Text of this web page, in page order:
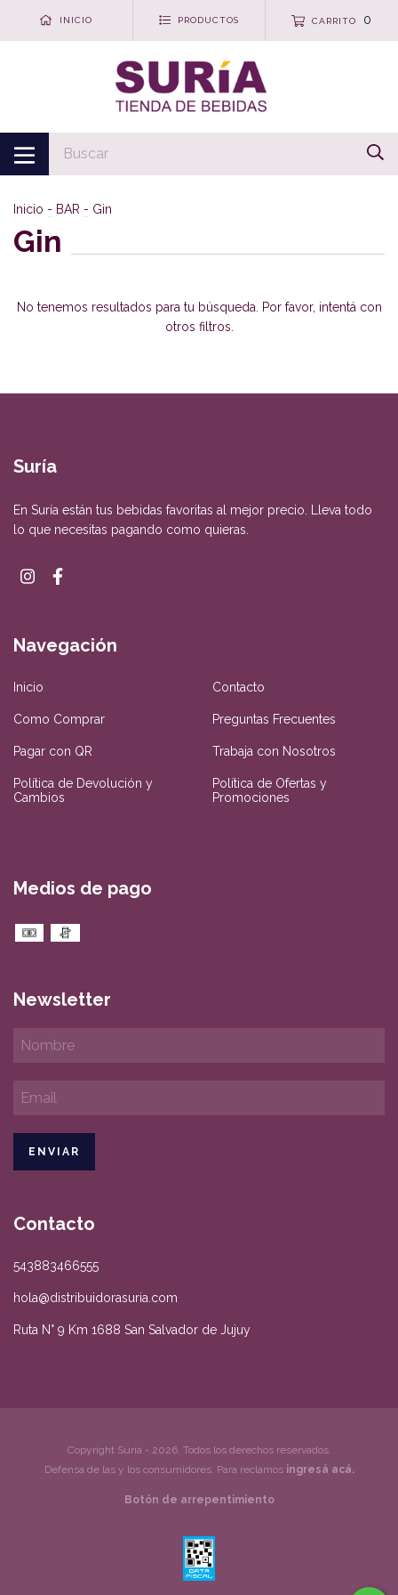
INICIO PRODUCTOS CARRITO 0
Inicio - BAR - Gin
Gin
No tenemos resultados para tu búsqueda. Por favor, intentá con
otros filtros.
Suría
En Suría están tus bebidas favoritas al mejor precio. Lleva todo
lo que necesitas pagando como quieras.
Navegación
Inicio Contacto
Como Comprar Preguntas Frecuentes
Pagar con QR Trabaja con Nosotros
Política de Devolución y
Cambios
Política de Ofertas y
Promociones
Medios de pago
Newsletter
Contacto
543883466555
hola@distribuidorasuria.com
Ruta N° 9 Km 1688 San Salvador de Jujuy
Copyright Suría - 2026. Todos los derechos reservados.
Defensa de las y los consumidores. Para reclamos ingresá acá.
Botón de arrepentimiento